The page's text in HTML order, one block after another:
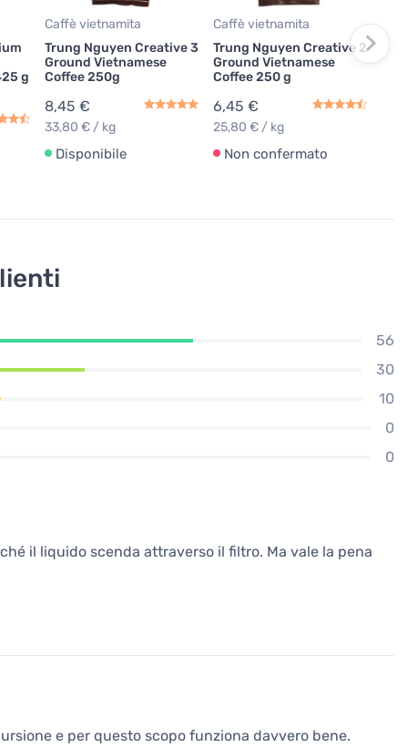
g
Caffè vietnamita
Trung Nguyen Creative 3
Ground Vietnamese
Coffee 250g
8,45 €
33,80 € / kg
Disponibile
Caffè vietnamita
Trung Nguyen Creative 2
Ground Vietnamese
Coffee 250 g
6,45 €
25,80 € / kg
Non confermato
56
30
10
0
0
il liquido scenda attraverso il filtro. Ma vale la pena
e per questo scopo funziona davvero bene.